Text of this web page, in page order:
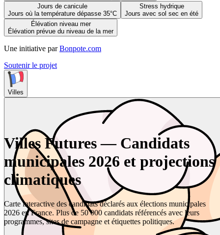
Jours de canicule
Jours où la température dépasse 35°C
Stress hydrique
Jours avec sol sec en été
Élévation niveau mer
Élévation prévue du niveau de la mer
Une initiative par Bonpote.com
Soutenir le projet
Villes
Villes Futures — Candidats
municipales 2026 et projections
climatiques
Carte interactive des candidats déclarés aux élections municipales
2026 en France. Plus de 50 000 candidats référencés avec leurs
programmes, sites de campagne et étiquettes politiques.